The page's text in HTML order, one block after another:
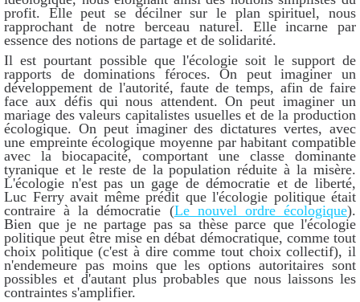
profit. Elle peut se décilner sur le plan spirituel, nous
rapprochant de notre berceau naturel. Elle incarne par
essence des notions de partage et de solidarité.
Il est pourtant possible que l'écologie soit le support de
rapports de dominations féroces. On peut imaginer un
développement de l'autorité, faute de temps, afin de faire
face aux défis qui nous attendent. On peut imaginer un
mariage des valeurs capitalistes usuelles et de la production
écologique. On peut imaginer des dictatures vertes, avec
une empreinte écologique moyenne par habitant compatible
avec la biocapacité, comportant une classe dominante
tyranique et le reste de la population réduite à la misère.
L'écologie n'est pas un gage de démocratie et de liberté,
Luc Ferry avait même prédit que l'écologie politique était
contraire à la démocratie (Le nouvel ordre écologique).
Bien que je ne partage pas sa thèse parce que l'écologie
politique peut être mise en débat démocratique, comme tout
choix politique (c'est à dire comme tout choix collectif), il
n'endemeure pas moins que les options autoritaires sont
possibles et d'autant plus probables que nous laissons les
contraintes s'amplifier.